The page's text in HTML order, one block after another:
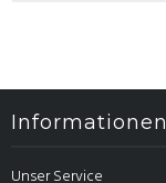
Informationen
Unser Service